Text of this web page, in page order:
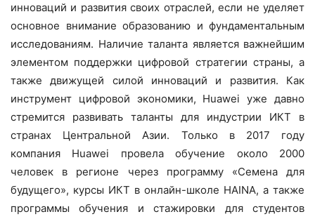
инноваций и развития своих отраслей, если не уделяет
основное внимание образованию и фундаментальным
исследованиям. Наличие таланта является важнейшим
элементом поддержки цифровой стратегии страны, а
также движущей силой инноваций и развития. Как
инструмент цифровой экономики, Huawei уже давно
стремится развивать таланты для индустрии ИКТ в
странах Центральной Азии. Только в 2017 году
компания Huawei провела обучение около 2000
человек в регионе через программу «Семена для
будущего», курсы ИКТ в онлайн-школе HAINA, а также
программы обучения и стажировки для студентов